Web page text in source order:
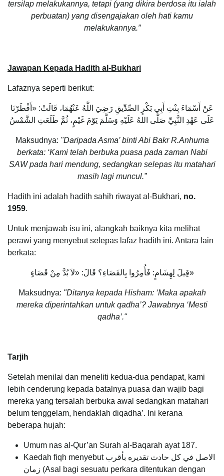
tersilap melakukannya, tetapi (yang dikira berdosa itu ialah
perbuatan) yang disengajakan oleh hati kamu
melakukannya.”
Jawapan Kepada Hadith al-Bukhari
Lafaznya seperti berikut:
عَنْ أَسْمَاءَ بِنْتِ أَبِي بَكْرٍ الصِّدِّيقِ رَضِيَ اللَّهُ عَنْهُمَا، قَالَتْ: «أَفْطَرْنَا
عَلَى عَهْدِ النَّبِيِّ صَلَّى اللهُ عَلَيْهِ وَسَلَّمَ يَوْمَ غَيْمٍ، ثُمَّ طَلَعَتِ الشَّمْسُ
Maksudnya: "Daripada Asma’ binti Abi Bakr R.Anhuma
berkata: ‘Kami telah berbuka puasa pada zaman Nabi
SAW pada hari mendung, sedangkan selepas itu matahari
masih lagi muncul.”
Hadith ini adalah hadith sahih riwayat al-Bukhari, no.
1959.
Untuk menjawab isu ini, alangkah baiknya kita melihat
perawi yang menyebut selepas lafaz hadith ini. Antara lain
berkata:
قِيلَ لِهِشَامٍ: فَأُمِرُوا بِالقَضَاءِ؟ قَالَ: «لاَ بُدَّ مِنْ قَضَاءٍ»
Maksudnya: "Ditanya kepada Hisham: ‘Maka apakah
mereka diperintahkan untuk qadha’? Jawabnya ‘Mesti
qadha’."
Tarjih
Setelah menilai dan meneliti kedua-dua pendapat, kami
lebih cenderung kepada batalnya puasa dan wajib bagi
mereka yang tersalah berbuka awal sedangkan matahari
belum tenggelam, hendaklah diqadha’. Ini kerana
beberapa hujah:
Umum nas al-Qur’an Surah al-Baqarah ayat 187.
Kaedah fiqh menyebut الاصل في كل حادث تقديره بأقرب
زمان (Asal bagi sesuatu perkara ditentukan dengan